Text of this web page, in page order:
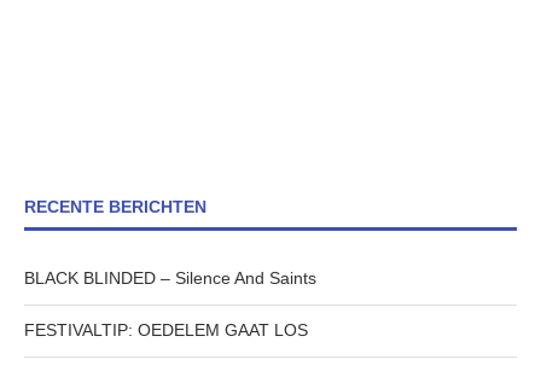
RECENTE BERICHTEN
BLACK BLINDED – Silence And Saints
FESTIVALTIP: OEDELEM GAAT LOS